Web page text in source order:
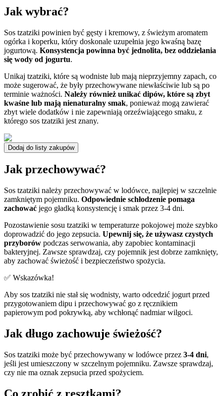
Jak wybrać?
Sos tzatziki powinien być gęsty i kremowy, z świeżym aromatem
ogórka i koperku, który doskonale uzupełnia jego kwaśną bazę
jogurtową. Konsystencja powinna być jednolita, bez oddzielania
się wody od jogurtu.
Unikaj tzatziki, które są wodniste lub mają nieprzyjemny zapach, co
może sugerować, że były przechowywane niewłaściwie lub są po
terminie ważności. Należy również unikać dipów, które są zbyt
kwaśne lub mają nienaturalny smak, ponieważ mogą zawierać
zbyt wiele dodatków i nie zapewniają orzeźwiającego smaku, z
którego sos tzatziki jest znany.
Dodaj do listy zakupów
Jak przechowywać?
Sos tzatziki należy przechowywać w lodówce, najlepiej w szczelnie
zamkniętym pojemniku. Odpowiednie schłodzenie pomaga
zachować jego gładką konsystencję i smak przez 3-4 dni.
Pozostawienie sosu tzatziki w temperaturze pokojowej może szybko
doprowadzić do jego zepsucia. Upewnij się, że używasz czystych
przyborów podczas serwowania, aby zapobiec kontaminacji
bakteryjnej. Zawsze sprawdzaj, czy pojemnik jest dobrze zamknięty,
aby zachować świeżość i bezpieczeństwo spożycia.
✅ Wskazówka!
Aby sos tzatziki nie stał się wodnisty, warto odcedzić jogurt przed
przygotowaniem dipu i przechowywać go z ręcznikiem
papierowym pod pokrywką, aby wchłonąć nadmiar wilgoci.
Jak długo zachowuje świeżość?
Sos tzatziki może być przechowywany w lodówce przez 3-4 dni,
jeśli jest umieszczony w szczelnym pojemniku. Zawsze sprawdzaj,
czy nie ma oznak zepsucia przed spożyciem.